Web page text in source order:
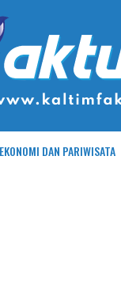
EKONOMI DAN PARIWISATA